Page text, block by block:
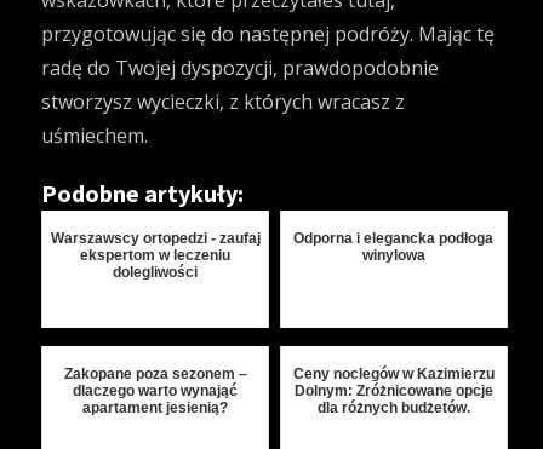
przygotowując się do następnej podróży. Mając tę ​​
radę do Twojej dyspozycji, prawdopodobnie
stworzysz wycieczki, z których wracasz z
uśmiechem.
Podobne artykuły:
Warszawscy ortopedzi - zaufaj
ekspertom w leczeniu
dolegliwości
Odporna i elegancka podłoga
winylowa
Zakopane poza sezonem –
dlaczego warto wynająć
apartament jesienią?
Ceny noclegów w Kazimierzu
Dolnym: Zróżnicowane opcje
dla różnych budżetów.